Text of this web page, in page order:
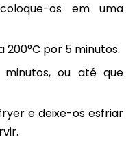
os em uma
por 5 minutos.
ou até que
e deixe-os esfriar